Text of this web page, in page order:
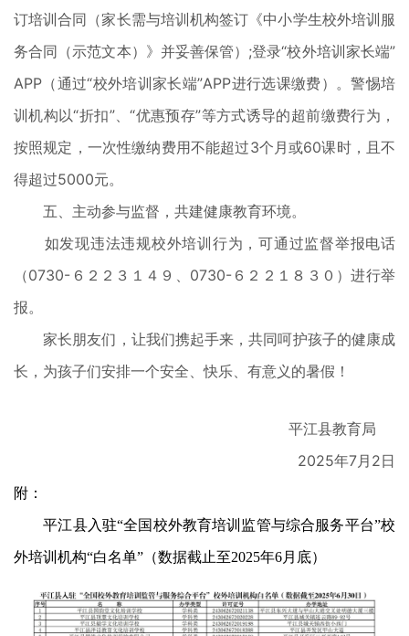
订培训合同（家长需与培训机构签订《中小学生校外培训服
务合同（示范文本）》并妥善保管）;登录“校外培训家长端”
APP（通过“校外培训家长端”APP进行选课缴费）。警惕培
训机构以“折扣”、“优惠预存”等方式诱导的超前缴费行为，
按照规定，一次性缴纳费用不能超过3个月或60课时，且不
得超过5000元。
五、主动参与监督，共建健康教育环境。
如发现违法违规校外培训行为，可通过监督举报电话
（0730-６２２３１４９、0730-６２２１８３０）进行举
报。
家长朋友们，让我们携起手来，共同呵护孩子的健康成
长，为孩子们安排一个安全、快乐、有意义的暑假！
平江县教育局
2025年7月2日
附：
平江县入驻“全国校外教育培训监管与综合服务平台”校
外培训机构“白名单”（数据截止至2025年6月底）